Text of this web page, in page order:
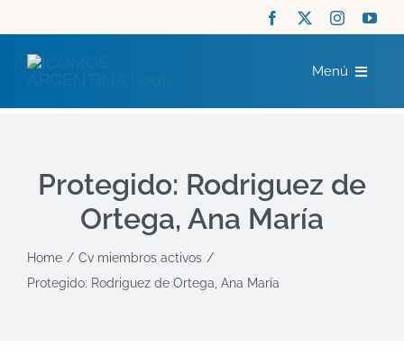
contenido
Menú
COMITÉS
Protegido: Rodriguez de
Ortega, Ana María
Home
Cv miembros activos
Protegido: Rodriguez de Ortega, Ana María